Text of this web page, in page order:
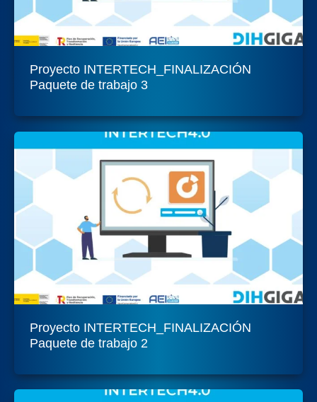
Proyecto INTERTECH_FINALIZACIÓN
Paquete de trabajo 3
Proyecto INTERTECH_FINALIZACIÓN
Paquete de trabajo 2